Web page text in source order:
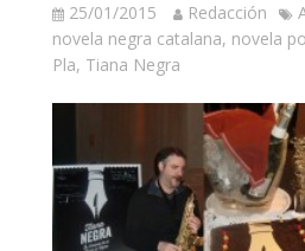
25/01/2015 Redacción
novela negra catalana, novela
Pla, Tiana Negra